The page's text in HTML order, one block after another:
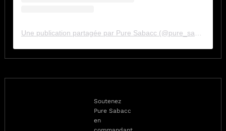
Soutenez
Pure Sabacc
en